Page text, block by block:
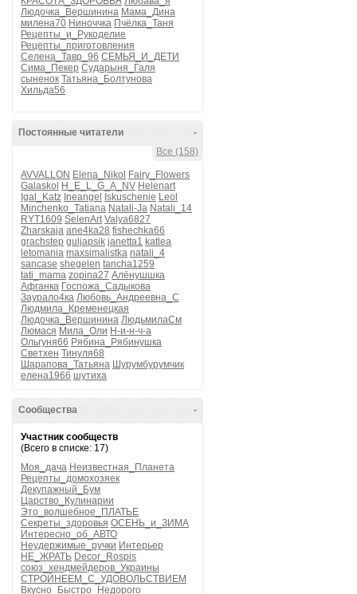
Людочка_Вершинина Мама_Дина
милена70 Ниноччка Пчёлка_Таня
Рецепты_и_Рукоделие
Рецепты_приготовления
Селена_Тавр_96 СЕМЬЯ_И_ДЕТИ
Сима_Пекер Сударыня_Галя
сыненок Татьяна_Болтунова
Хильда56
-
Постоянные читатели
Все (158)
AVVALLON Elena_Nikol
Fairy_Flowers
Galaskol
H_E_L_G_A_NV Helenart
Igal_Katz Ineangel Iskuschenie Leol
Minchenko_Tatiana Natali-Ja Natali_14
RYT1609 SelenArt Valya6827
Zharskaja ane4ka28 fishechka66
grachstep guljapsik janetta1 katlea
letomania maxsimalistka natali_4
sancase shegelen tancha1259
tati_mama zopina27 Алёнушшка
Афганка Госпожа_Садыкова
Заурало4ка Любовь_Андреевна_С
Людмила_Кременецкая
Людочка_Вершинина ЛюдьмилаСм
Люмася Мила_Оли Н-и-н-ч-а
Ольгуня66 Рябина_Рябинушка
Светхен Тинуля68
Шарапова_Татьяна Шурумбурумчик
елена1966 шутиха
-
Сообщества
Участник сообществ
(Всего в списке: 17)
Моя_дача Неизвестная_Планета
Рецепты_домохозяек
Декупажный_Бум
Царство_Кулинарии
Это_волшебное_ПЛАТЬЕ
Секреты_здоровья ОСЕНЬ_и_ЗИМА
Интересно_об_АВТО
Неудержимые_ручки Интерьер
НЕ_ЖРАТЬ Decor_Rospis
союз_хендмейдеров_Украины
СТРОЙНЕЕМ_С_УДОВОЛЬСТВИЕМ
Вкусно_Быстро_Недорого